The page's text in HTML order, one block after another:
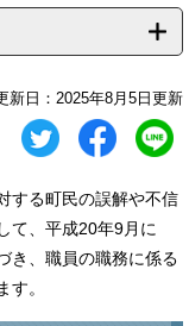
新日：2025年8月5日更新
する町民の誤解や不信
て、平成20年9月に
き、職員の職務に係る
。